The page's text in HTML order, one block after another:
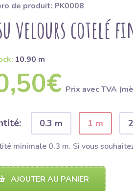
de produit: PK0008
velours cotelé
10.90 m
Prix ​​avec TVA
0.3 m 1 m
minimale 0.3 m. Si vous
AJOUTER AU PANIER